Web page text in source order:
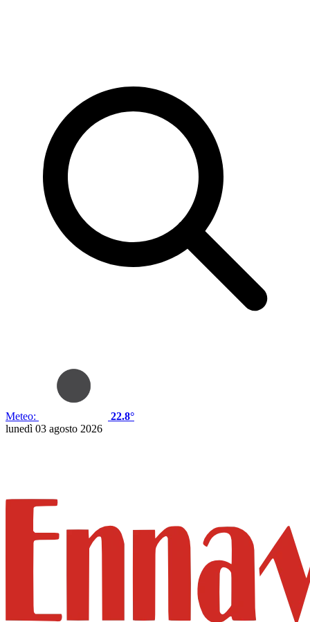
Meteo:
22.8°
lunedì 03 agosto 2026